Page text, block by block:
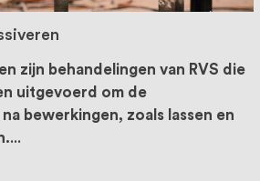
zijn behandelingen van RVS die
uitgevoerd om de
bewerkingen, zoals lassen en
...